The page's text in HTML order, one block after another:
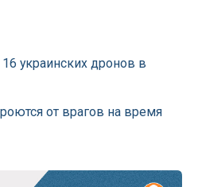
украинских дронов в
от врагов на время